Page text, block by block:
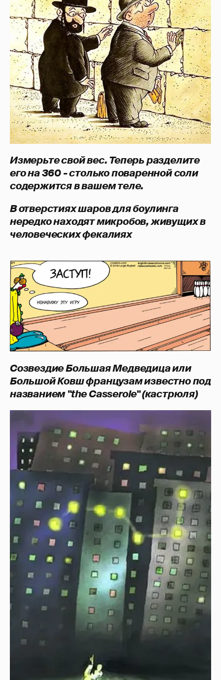
Измерьте свой вес. Теперь разделите
его на 360 - столько поваренной соли
содержится в вашем теле.
В отверстиях шаров для боулинга
нередко находят микробов, живущих в
человеческих фекалиях
Созвездие Большая Медведица или
Большой Ковш французам известно под
названием "the Casserole" (кастрюля)